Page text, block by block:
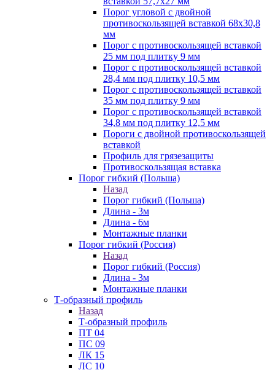
Порог угловой с двойной
противоскользящей вставкой 68х30,8
мм
Порог с противоскользящей вставкой
25 мм под плитку 9 мм
Порог с противоскользящей вставкой
28,4 мм под плитку 10,5 мм
Порог с противоскользящей вставкой
35 мм под плитку 9 мм
Порог с противоскользящей вставкой
34,8 мм под плитку 12,5 мм
Пороги с двойной противоскользящей
вставкой
Профиль для грязезащиты
Противоскользящая вставка
Порог гибкий (Польша)
Назад
Порог гибкий (Польша)
Длина - 3м
Длина - 6м
Монтажные планки
Порог гибкий (Россия)
Назад
Порог гибкий (Россия)
Длина - 3м
Монтажные планки
Т-образный профиль
Назад
Т-образный профиль
ПТ 04
ПС 09
ЛК 15
ЛС 10